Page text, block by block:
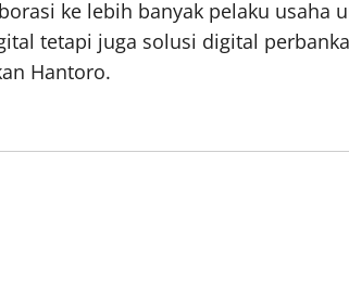
ke lebih banyak pelaku usaha
tetapi juga solusi digital
Hantoro.